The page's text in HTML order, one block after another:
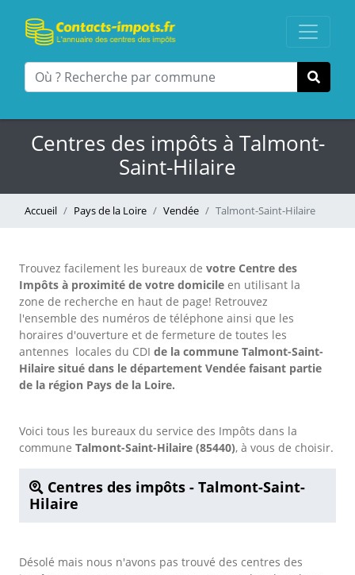
Centres des impôts à Talmont-
Saint-Hilaire
Accueil Pays de la Loire Vendée Talmont-Saint-Hilaire
Trouvez facilement les bureaux de votre Centre des
Impôts à proximité de votre domicile en utilisant la
zone de recherche en haut de page! Retrouvez
l'ensemble des numéros de téléphone ainsi que les
horaires d'ouverture et de fermeture de toutes les
antennes locales du CDI de la commune Talmont-Saint-
Hilaire situé dans le département Vendée faisant partie
de la région Pays de la Loire.
Voici tous les bureaux du service des Impôts dans la
commune Talmont-Saint-Hilaire (85440), à vous de choisir.
Centres des impôts - Talmont-Saint-
Hilaire
Désolé mais nous n'avons pas trouvé des centres des